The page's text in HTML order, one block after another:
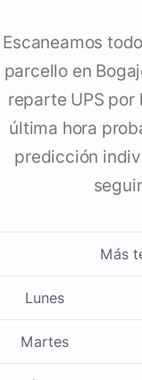
Escaneamos
parcello en
reparte UPS
última hora
predicción
Más
Lunes
Martes